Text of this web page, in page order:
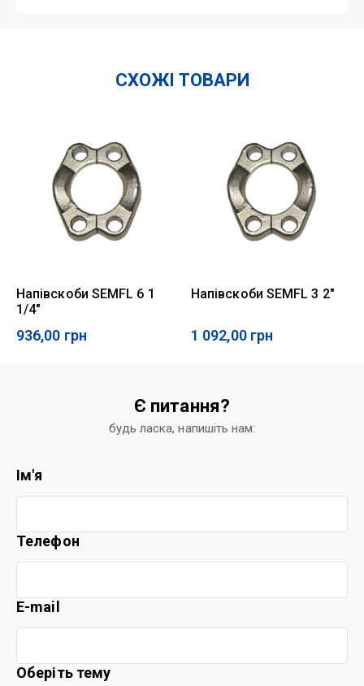
СХОЖІ ТОВАРИ
Напівскоби SEMFL 6 1
1/4"
936,00 грн
Напівскоби SEMFL 3 2"
1 092,00 грн
Є питання?
будь ласка, напишіть нам:
Ім'я
Телефон
E-mail
Оберіть тему